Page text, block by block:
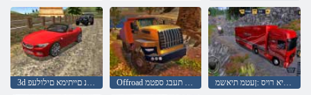
3d הגיהנ תינוכמ תעיסנ םייתימא םילולעפ Offroad רוטלומיס תעבג ספטמ יאקירמא וריא רויס :ןעטמ תיאשמ